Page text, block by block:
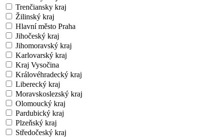
Trenčiansky kraj
Žilinský kraj
Hlavní město Praha
Jihočeský kraj
Jihomoravský kraj
Karlovarský kraj
Kraj Vysočina
Královéhradecký kraj
Liberecký kraj
Moravskoslezský kraj
Olomoucký kraj
Pardubický kraj
Plzeňský kraj
Středočeský kraj